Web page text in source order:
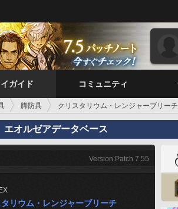
ガイド コミュニティ
脚防具 クリスタリウム・レンジャーブリー
エオルゼアデータベース
Version:Patch 7.55
EX
リウム・レンジャーブリーチ